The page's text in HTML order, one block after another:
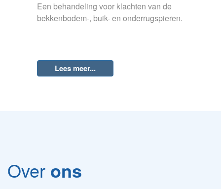
Een behandeling voor klachten van de
bekkenbodem-, buik- en onderrugspieren.
Lees meer...
Over ons